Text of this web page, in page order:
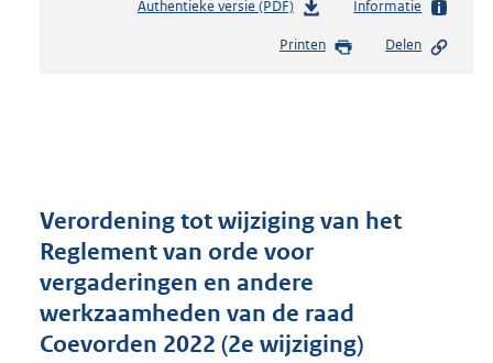
Authentieke versie (PDF)b
s
r
o
o
t
t
:
Informatie
Printen Delen
Verordening tot wijziging van het
Reglement van orde voor
vergaderingen en andere
werkzaamheden van de raad
Coevorden 2022 (2e wijziging)